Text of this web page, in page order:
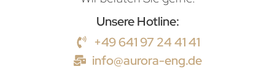
Unsere Hotline:
+49 641 97 24 41 41
info@aurora-eng.de